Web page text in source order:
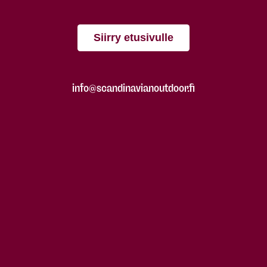
Siirry etusivulle
info@scandinavianoutdoor.fi